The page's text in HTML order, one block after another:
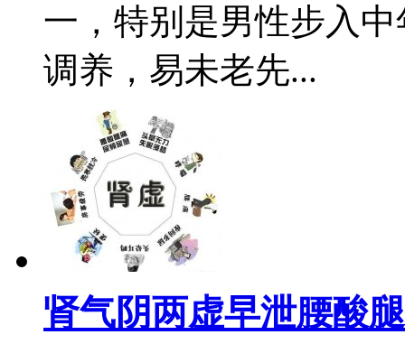
一，特别是男性步入
调养，易未老先...
肾气阴两虚早泄腰酸